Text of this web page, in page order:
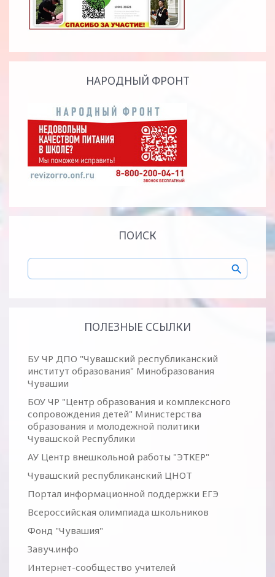
НАРОДНЫЙ ФРОНТ
ПОИСК
ПОЛЕЗНЫЕ ССЫЛКИ
БУ ЧР ДПО "Чувашский республиканский
институт образования" Минобразования
Чувашии
БОУ ЧР "Центр образования и комплексного
сопровождения детей" Министерства
образования и молодежной политики
Чувашской Республики
АУ Центр внешкольной работы "ЭТКЕР"
Чувашский республиканский ЦНОТ
Портал информационной поддержки ЕГЭ
Всероссийская олимпиада школьников
Фонд "Чувашия"
Завуч.инфо
Интернет-сообщество учителей